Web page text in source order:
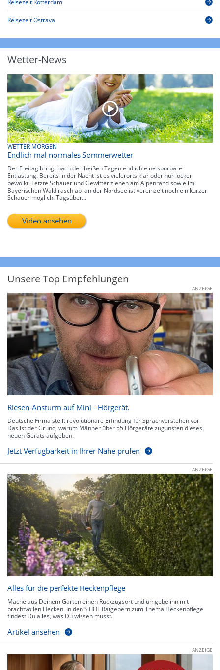
Reisezeit Rotterdam
Reisezeit Ostrava
Wetter-News
WETTER MORGEN
Endlich mal normales Sommerwetter
Der Freitag bringt nach den heißen Tagen endlich eine spürbare
Entlastung. Bereits in der Nacht ist es vielerorts klar oder nur locker
bewölkt. Letzte Schauer und Gewitter ziehen am Alpenrand sowie im
Bayerischen Wald rasch ab, an der Nordsee ist vereinzelt noch ein kurzer
Schauer möglich. Tagsüber...
Video ansehen
Unsere Top Empfehlungen
ANZEIGE
Riesen-Ansturm auf Mini - Hörgerät.
Deutsche Firma stellt revolutionäre Erfindung für Sprachverstehen vor.
Das ist der Grund, warum Männer über 55 Hörgeräte zugunsten dieses
neuen Geräts aufgeben.
Jetzt Verfügbarkeit in Ihrer Nähe prüfen
ANZEIGE
Alles für die perfekte Heckenpflege
Mache aus Deinem Garten einen Rückzugsort und umgebe ihn mit
prachtvollen Hecken. In den STIHL Ratgebern zum Thema Heckenpflege
findest Du alles, was Du wissen musst.
Artikel ansehen
ANZEIGE